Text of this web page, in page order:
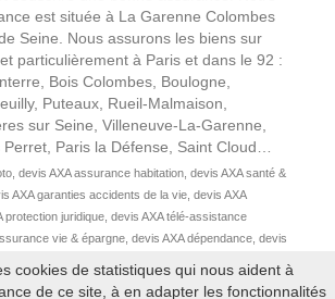
cookies de statistiques qui nous aident à
de ce site, à en adapter les fonctionnalités
est située à La Garenne Colombes
Seine. Nous assurons les biens sur
particulièrement à Paris et dans le 92 :
Bois Colombes, Boulogne,
Puteaux, Rueil-Malmaison,
sur Seine, Villeneuve-La-Garenne,
Paris la Défense, Saint Cloud…
devis AXA assurance habitation, devis AXA santé &
AXA garanties accidents de la vie, devis AXA
protection juridique, devis AXA télé-assistance
vie & épargne, devis AXA dépendance, devis
& locaux professionnels, devis